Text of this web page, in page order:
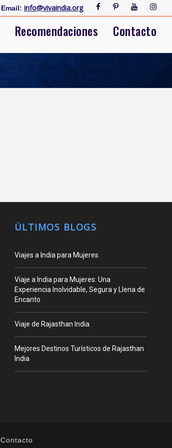
Email: info@vivaindia.org
Recomendaciones Contacto
ÚLTIMOS BLOGS
Viajes a India para Mujeres
Viaje a India para Mujeres: Una
Experiencia Inolvidable, Segura y Llena de
Encanto
Viaje de Rajasthan India
Mejores Destinos Turísticos de Rajasthan
India
Contacto